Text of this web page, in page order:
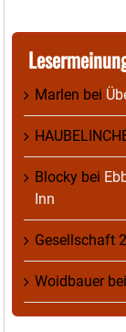
Marlen bei
Blocky bei
Inn
Gesellschaft
Woidbauerbei